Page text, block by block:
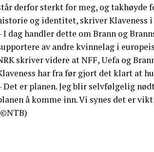
derfor sterkt for meg, og
og identitet, skriver Klaveness
I dag handler dette om Brann og
av andre kvinnelag i
skriver videre at NFF, Uefa og
har fra før gjort det klart at
Det er planen. Jeg blir selvfølgelig
å komme inn. Vi synes det er